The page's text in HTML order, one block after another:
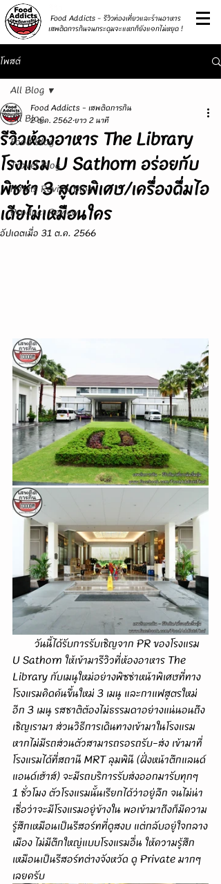
Food Addicts - รีวิวท่องเที่ยวและร้านอาหาร
เสพติดการกินจนกระดุมจะแหกก็ยังแ๑กไม่หยุด !
โพสต์
All Blog
Food Blog
Travel Blog
Hotels Review Blog
Product Review
All Blog
รีวิวห้องอาหาร The Library
โรงแรม U Sathorn อร่อยกับ
พิซซ่า 3 สูตรพิเศษ/เครื่องดื่มไอ
เดียไม่เหมือนใคร
Food Addicts - เสพติดการกิน
2 ต.ค. 2562ยาว 2 นาที
อัปเดตเมื่อ 31 ต.ค. 2566
U Sathorn ให้เข้ามารีวิวที่ห้องอาหาร The
Library กับเมนูใหม่อย่างพิซซ่าหน้าพิเศษที่ทาง
โรงแรมคิดค้นขึ้นใหม่ 3 เมนู และกาแฟสูตรใหม่
อีก 3 เมนู รสชาติต้องไม่ธรรมดาอย่างแน่นอนถึง
เชิญเรามา ส่วนวิธีการเดินทางเข้ามาในโรงแรม
หากไม่มีรถส่วนตัวสามารถรอรถรับ-ส่ง เข้ามาที่
โรงแรมได้ที่สถานี MRT ลุมพินี (ฝั่งหน้าตึกแลนด์
แอนด์เฮ้าส์) จะมีรถบริการรับส่งออกมารับทุกๆ
1 ชั่วโมง ตัวโรงแรมนั้นเรียกได้ว่าอยู่ลึก จนไม่น่า
เชื่อว่าจะมีโรงแรมอยู่ข้างใน พอเข้ามาถึงก็มีความ
รู้สึกเหมือนเป็นรีสอร์ทที่ดูสงบ แต่กลับอยู่ใจกลาง
เมือง ไม่มีตึกใหญ่แบบโรงแรมอื่น ให้ความรู้สึก
เหมือนเป็นรีสอร์ทต่างจังหวัด ดู Private มากๆ
เลยครับ